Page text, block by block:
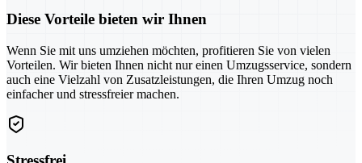
Diese Vorteile bieten wir Ihnen
Wenn Sie mit uns umziehen möchten, profitieren Sie von vielen
Vorteilen. Wir bieten Ihnen nicht nur einen Umzugsservice, sondern
auch eine Vielzahl von Zusatzleistungen, die Ihren Umzug noch
einfacher und stressfreier machen.